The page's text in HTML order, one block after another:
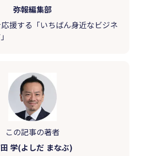
弥報編集部
援する「いちばん身近なビジネ
この記事の著者
学(よしだ まなぶ)